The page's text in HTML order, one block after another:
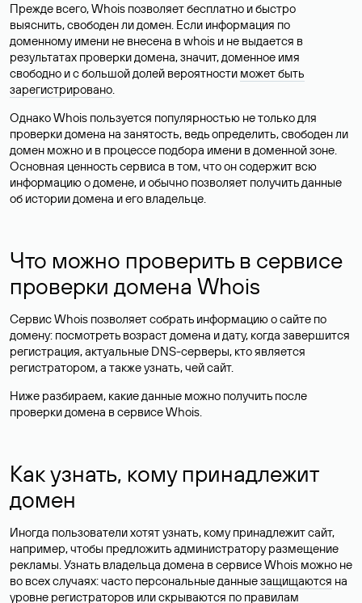
Прежде всего, Whois позволяет бесплатно и быстро
выяснить, свободен ли домен. Если информация по
доменному имени не внесена в whois и не выдается в
результатах проверки домена, значит, доменное имя
свободно и с большой долей вероятности может быть
зарегистрировано.
Однако Whois пользуется популярностью не только для
проверки домена на занятость, ведь определить, свободен ли
домен можно и в процессе подбора имени в доменной зоне.
Основная ценность сервиса в том, что он содержит всю
информацию о домене, и обычно позволяет получить данные
об истории домена и его владельце.
Что можно проверить в сервисе
проверки домена Whois
Сервис Whois позволяет собрать информацию о сайте по
домену: посмотреть возраст домена и дату, когда завершится
регистрация, актуальные DNS-серверы, кто является
регистратором, а также узнать, чей сайт.
Ниже разбираем, какие данные можно получить после
проверки домена в сервисе Whois.
Как узнать, кому принадлежит
домен
Иногда пользователи хотят узнать, кому принадлежит сайт,
например, чтобы предложить администратору размещение
рекламы. Узнать владельца домена в сервисе Whois можно не
во всех случаях: часто персональные данныезащищаются на
уровне регистраторов или скрываются по правилам